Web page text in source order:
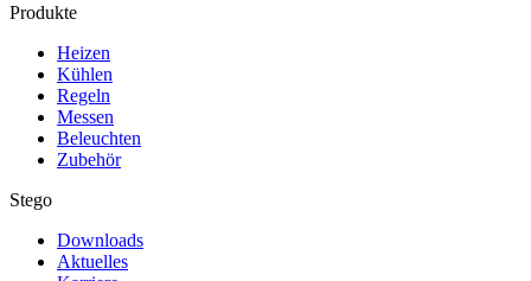
Produkte
Heizen
Kühlen
Regeln
Messen
Beleuchten
Zubehör
Stego
Downloads
Aktuelles